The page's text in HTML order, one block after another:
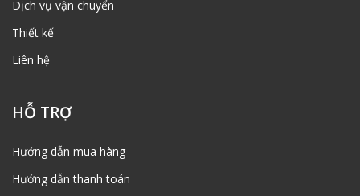
Dịch vụ vận chuyển
Thiết kế
Liên hệ
HỖ TRỢ
Hướng dẫn mua hàng
Hướng dẫn thanh toán